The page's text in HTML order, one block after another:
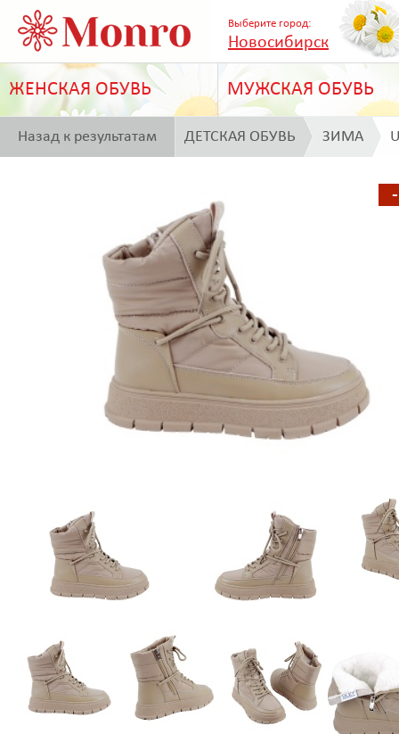
Выберите город:
Новосибирск
ЖЕНСКАЯ ОБУВЬ МУЖСКАЯ ОБУВЬ
Назад к результатам ДЕТСКАЯ ОБУВЬ ЗИМА